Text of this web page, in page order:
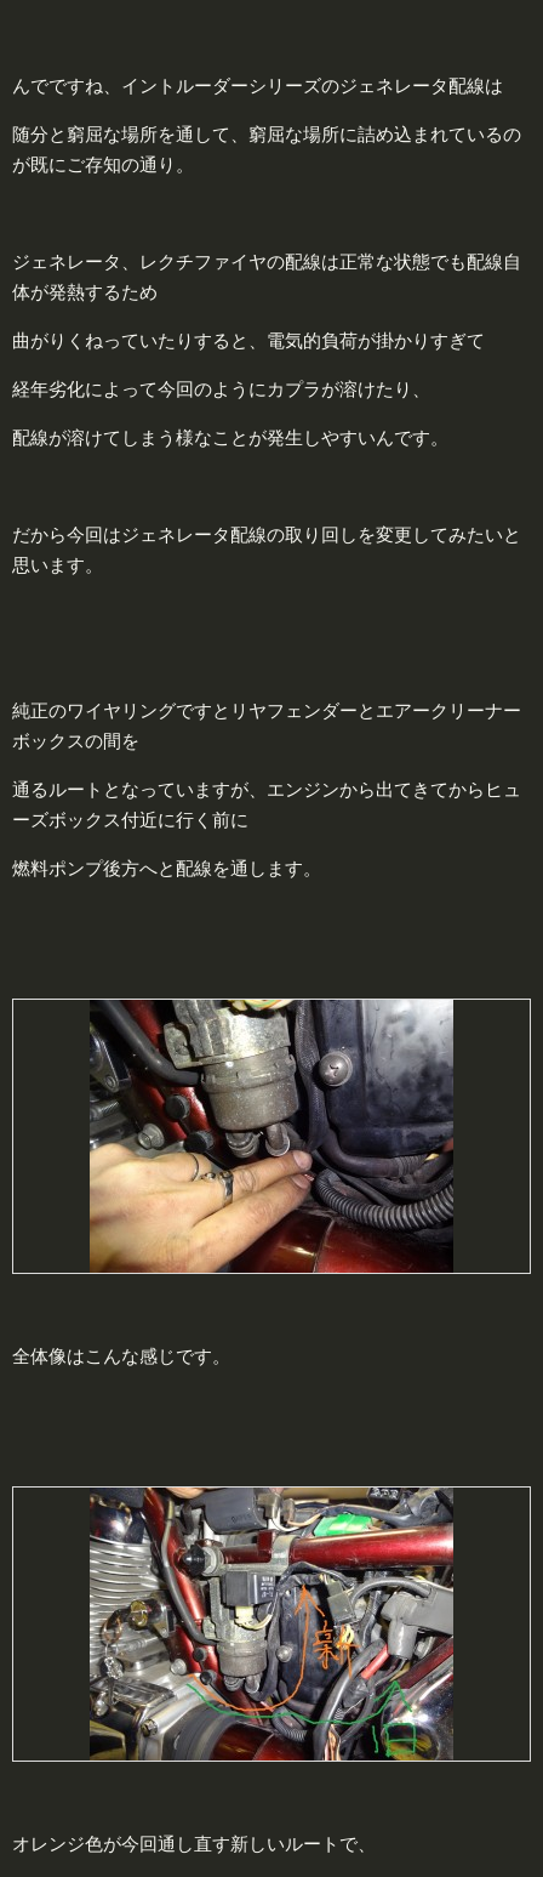
んでですね、イントルーダーシリーズのジェネレータ配線は
随分と窮屈な場所を通して、窮屈な場所に詰め込まれているの
が既にご存知の通り。
ジェネレータ、レクチファイヤの配線は正常な状態でも配線自
体が発熱するため
曲がりくねっていたりすると、電気的負荷が掛かりすぎて
経年劣化によって今回のようにカプラが溶けたり、
配線が溶けてしまう様なことが発生しやすいんです。
だから今回はジェネレータ配線の取り回しを変更してみたいと
思います。
純正のワイヤリングですとリヤフェンダーとエアークリーナー
ボックスの間を
通るルートとなっていますが、エンジンから出てきてからヒュ
ーズボックス付近に行く前に
燃料ポンプ後方へと配線を通します。
全体像はこんな感じです。
オレンジ色が今回通し直す新しいルートで、